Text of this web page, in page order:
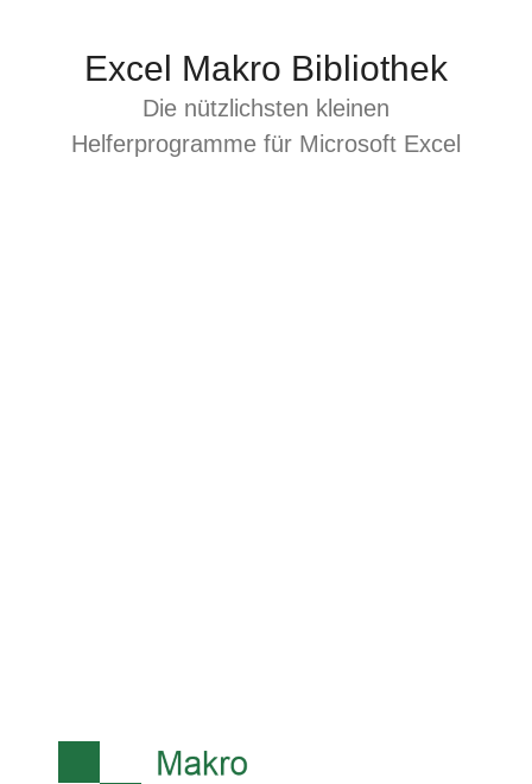
Excel Makro Bibliothek
Die nützlichsten kleinen
Helferprogramme für Microsoft Excel